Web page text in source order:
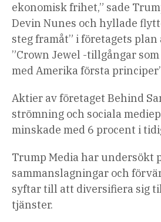
ekonomisk frihet,” sade
Devin Nunes och hyllade
steg framåt” i företagets
”Crown Jewel -tillgångar
med Amerika första
Aktier av företaget Behind
strömning och sociala
minskade med 6 procent i
Trump Media har undersökt
sammanslagningar och
syftar till att diversifiera sig
tjänster.